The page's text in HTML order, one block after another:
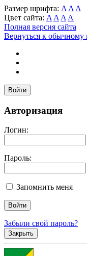
Размер шрифта: A A A
Цвет сайта: A A A A
Полная версия сайта
Вернуться к обычному
Войти
Авторизация
Логин:
Пароль:
Запомнить меня
Забыли свой пароль?
Закрыть